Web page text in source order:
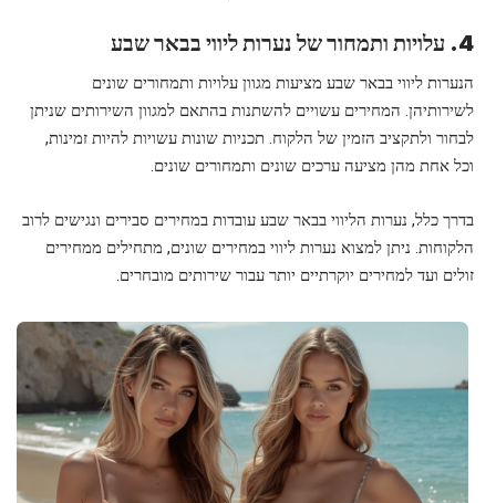
4. עלויות ותמחור של נערות ליווי בבאר שבע
הנערות ליווי בבאר שבעמציעות מגוון עלויות ותמחורים שונים
לשירותיהן. המחירים עשויים להשתנות בהתאם למגוון השירותים שניתן
לבחור ולתקציב הזמין של הלקוח. תכניות שונות עשויות להיות זמינות,
וכל אחת מהן מציעה ערכים שונים ותמחורים שונים.
בדרך כלל, נערות הליווי בבאר שבע עובדות במחירים סבירים ונגישים לרוב
הלקוחות. ניתן למצוא נערות ליווי במחירים שונים, מתחילים ממחירים
זולים ועד למחירים יוקרתיים יותר עבור שירותים מובחרים.